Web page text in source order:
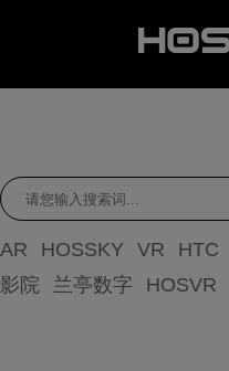
AR HOSSKY VR HTC
影院
兰亭数字 HOSVR